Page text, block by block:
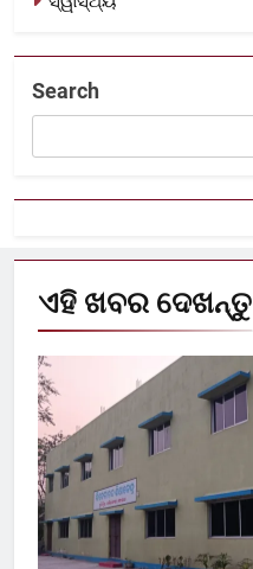
Search
ଏହି ଖବର ଦେଖନ୍ତୁ